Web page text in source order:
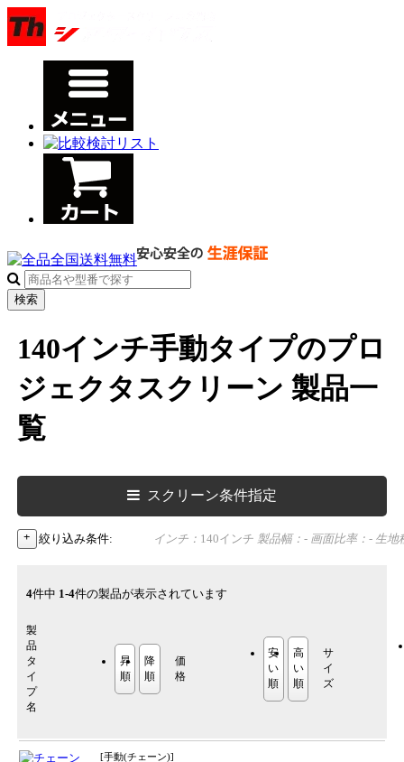
検索
140インチ手動タイプのプロ
ジェクタスクリーン 製品一
覧
スクリーン条件指定
絞り込み条件 インチ： 140インチ 製品幅： - 画面比率： - 生地
ンチサイズの昇順
4件中 1-4件の製品が表示されています
製
品
タ
イ
プ
名
昇
順
降
順
価
格
安
い
順
高
い
順
サ
イ
ズ
手動(チェーン)